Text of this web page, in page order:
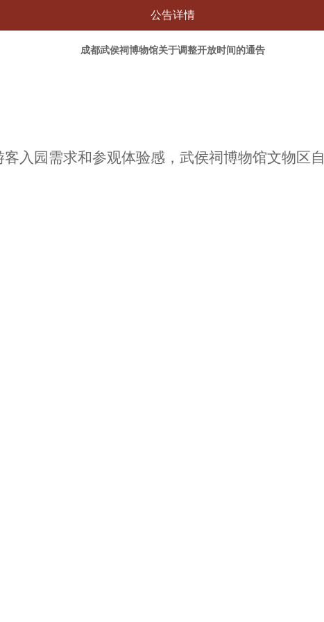
公告详情
成都武侯祠博物馆关于调整开放时间的通告
客入园需求和参观体验感，武侯祠博物馆文物区自